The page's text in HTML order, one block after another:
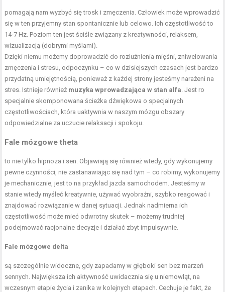
pomagają nam wyzbyć się trosk i zmęczenia. Człowiek może wprowadzić
się w ten przyjemny stan spontanicznie lub celowo. Ich częstotliwość to
14-7 Hz. Poziom ten jest ściśle związany z kreatywności, relaksem,
wizualizacją (dobrymi myślami).
Dzięki niemu możemy doprowadzić do rozluźnienia mięśni, zniwelowania
zmęczenia i stresu, odpoczynku – co w dzisiejszych czasach jest bardzo
przydatną umiejętnością, ponieważ z każdej strony jesteśmy narażeni na
stres. Istnieje również muzyka wprowadzająca w stan alfa. Jest ro
specjalnie skomponowana ścieżka dźwiękowa o specjalnych
częstotliwościach, która uaktywnia w naszym mózgu obszary
odpowiedzialne za uczucie relaksacji i spokoju.
Fale mózgowe theta
to nie tylko hipnoza i sen. Objawiają się również wtedy, gdy wykonujemy
pewne czynności, nie zastanawiając się nad tym – co robimy, wykonujemy
je mechanicznie, jest to na przykład jazda samochodem. Jesteśmy w
stanie wtedy myśleć kreatywnie, używać wyobraźni, szybko reagować i
znajdować rozwiązanie w danej sytuacji. Jednak nadmierna ich
częstotliwość może mieć odwrotny skutek – możemy trudniej
podejmować racjonalne decyzje i działać zbyt impulsywnie.
Fale mózgowe delta
są szczególnie widoczne, gdy zapadamy w głęboki sen bez marzeń
sennych. Największa ich aktywność uwidacznia się u niemowląt, na
wczesnym etapie życia i zanika w kolejnych etapach. Cechuje je fakt, że